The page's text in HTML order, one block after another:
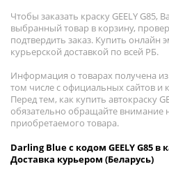
Чтобы заказать краску GEELY
выбранный товар в корзину,
подтвердить заказ. Купить онлайн
курьерской доставкой по всей РБ.
Информация о товарах получена
том числе с официальных сайтов и
Перед тем, как купить автокраску
обязательно обращайте внимание
приобретаемого товара.
Darling Blue с кодом GEELY G85 в
Доставка курьером (Беларусь)